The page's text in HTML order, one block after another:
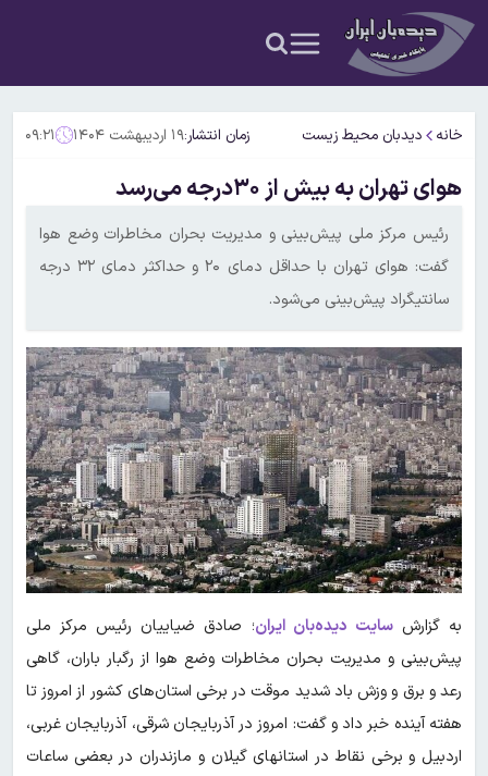
خانه دیدبان محیط زیست زمان انتشار:۱۹ اردیبهشت ۱۴۰۴ ۰۹:۲۱
هوای تهران به بیش از ۳۰درجه می‌رسد
رئیس مرکز ملی پیش‌بینی و مدیریت بحران مخاطرات وضع هوا
گفت: هوای تهران با حداقل دمای ۲۰ و حداکثر دمای ۳۲ درجه
سانتیگراد پیش‌بینی می‌شود.
به گزارشسایت دیده‌بان ایران؛ صادق ضیاییان رئیس مرکز ملی
پیش‌بینی و مدیریت بحران مخاطرات وضع هوا از رگبار باران، گاهی
رعد و برق و وزش باد شدید موقت در برخی استان‌های کشور از امروز تا
هفته آینده خبر داد و گفت: امروز در آذربایجان شرقی، آذربایجان غربی،
اردبیل و برخی نقاط در استانهای گیلان و مازندران در بعضی ساعات